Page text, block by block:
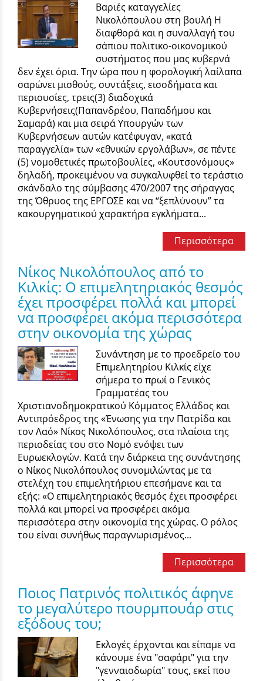
Βαριές καταγγελίες
Νικολόπουλου στη βουλή Η
διαφθορά και η συναλλαγή του
σάπιου πολιτικο-οικονομικού
συστήματος που μας κυβερνά
δεν έχει όρια. Την ώρα που η φορολογική λαίλαπα
σαρώνει μισθούς, συντάξεις, εισοδήματα και
περιουσίες, τρεις(3) διαδοχικά
Κυβερνήσεις(Παπανδρέου, Παπαδήμου και
Σαμαρά) και μια σειρά Υπουργών των
Κυβερνήσεων αυτών κατέφυγαν, «κατά
παραγγελία» των «εθνικών εργολάβων», σε πέντε
(5) νομοθετικές πρωτοβουλίες, «Κουτσονόμους»
δηλαδή, προκειμένου να συγκαλυφθεί το τεράστιο
σκάνδαλο της σύμβασης 470/2007 της σήραγγας
της Όθρυος της ΕΡΓΟΣΕ και να “ξεπλύνουν” τα
κακουργηματικού χαρακτήρα εγκλήματα...
Περισσότερα
Νίκος Νικολόπουλος από το
Κιλκίς: Ο επιμελητηριακός θεσμός
έχει προσφέρει πολλά και μπορεί
να προσφέρει ακόμα περισσότερα
στην οικονομία της χώρας
Συνάντηση με το προεδρείο του
Επιμελητηρίου Κιλκίς είχε
σήμερα το πρωί ο Γενικός
Γραμματέας του
Χριστιανοδημοκρατικού Κόμματος Ελλάδος και
Αντιπρόεδρος της «Ένωσης για την Πατρίδα και
τον Λαό» Νίκος Νικολόπουλος, στα πλαίσια της
περιοδείας του στο Νομό ενόψει των
Ευρωεκλογών. Κατά την διάρκεια της συνάντησης
ο Νίκος Νικολόπουλος συνομιλώντας με τα
στελέχη του επιμελητήριου επεσήμανε και τα
εξής: «Ο επιμελητηριακός θεσμός έχει προσφέρει
πολλά και μπορεί να προσφέρει ακόμα
περισσότερα στην οικονομία της χώρας. Ο ρόλος
του είναι συνήθως παραγνωρισμένος...
Περισσότερα
Ποιος Πατρινός πολιτικός άφηνε
το μεγαλύτερο πουρμπουάρ στις
εξόδους του;
Εκλογές έρχονται και είπαμε να
κάνουμε ένα "σαφάρι" για την
"γενναιοδωρία" τους, εκεί που